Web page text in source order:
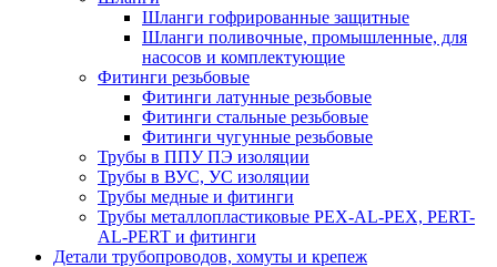
Шланги гофрированные защитные
Шланги поливочные, промышленные, для
насосов и комплектующие
Фитинги резьбовые
Фитинги латунные резьбовые
Фитинги стальные резьбовые
Фитинги чугунные резьбовые
Трубы в ППУ ПЭ изоляции
Трубы в ВУС, УС изоляции
Трубы медные и фитинги
Трубы металлопластиковые PEX-AL-PEX, PERT-
AL-PERT и фитинги
Детали трубопроводов, хомуты и крепеж